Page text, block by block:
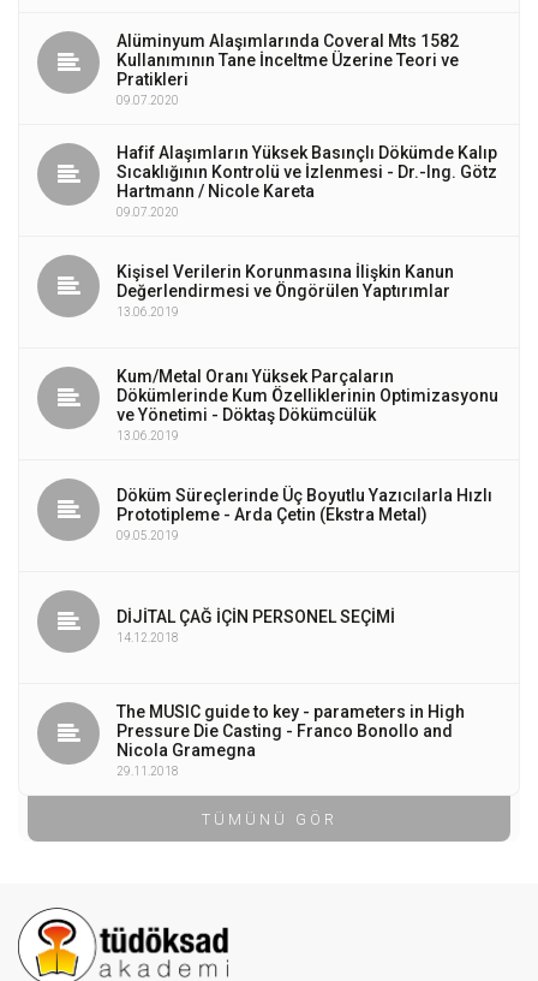
Alüminyum Alaşımlarında Coveral Mts 1582
Kullanımının Tane İnceltme Üzerine Teori ve
Pratikleri
09.07.2020
Hafif Alaşımların Yüksek Basınçlı Dökümde Kalıp
Sıcaklığının Kontrolü ve İzlenmesi - Dr.-Ing. Götz
Hartmann / Nicole Kareta
09.07.2020
Kişisel Verilerin Korunmasına İlişkin Kanun
Değerlendirmesi ve Öngörülen Yaptırımlar
13.06.2019
Kum/Metal Oranı Yüksek Parçaların
Dökümlerinde Kum Özelliklerinin Optimizasyonu
ve Yönetimi - Döktaş Dökümcülük
13.06.2019
Döküm Süreçlerinde Üç Boyutlu Yazıcılarla Hızlı
Prototipleme - Arda Çetin (Ekstra Metal)
09.05.2019
DİJİTAL ÇAĞ İÇİN PERSONEL SEÇİMİ
14.12.2018
The MUSIC guide to key - parameters in High
Pressure Die Casting - Franco Bonollo and
Nicola Gramegna
29.11.2018
TÜMÜNÜ GÖR